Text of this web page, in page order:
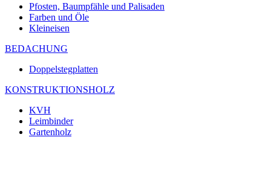
Pfosten, Baumpfähle und Palisaden
Farben und Öle
Kleineisen
BEDACHUNG
Doppelstegplatten
KONSTRUKTIONSHOLZ
KVH
Leimbinder
Gartenholz